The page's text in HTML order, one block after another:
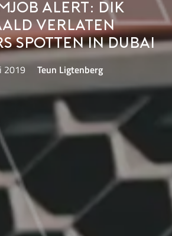
alert: dik
verlaten
spotten in Dubai
2019 Teun Ligtenberg